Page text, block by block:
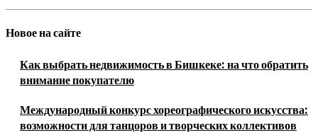
Новое на сайте
Как выбрать недвижимость в Бишкеке: на что обратить
внимание покупателю
Международный конкурс хореографического искусства:
возможности для танцоров и творческих коллективов